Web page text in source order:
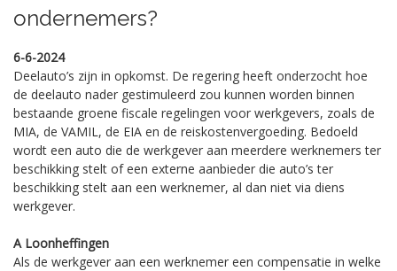
ondernemers?
6-6-2024
Deelauto’s zijn in opkomst. De regering heeft onderzocht hoe
de deelauto nader gestimuleerd zou kunnen worden binnen
bestaande groene fiscale regelingen voor werkgevers, zoals de
MIA, de VAMIL, de EIA en de reiskostenvergoeding. Bedoeld
wordt een auto die de werkgever aan meerdere werknemers ter
beschikking stelt of een externe aanbieder die auto’s ter
beschikking stelt aan een werknemer, al dan niet via diens
werkgever.
A Loonheffingen
Als de werkgever aan een werknemer een compensatie in welke